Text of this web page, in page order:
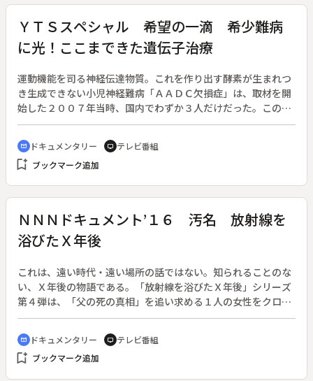
年に結成２０周年を迎えたチームナックスが、地元北海道で大
学生のままのような素顔全開で旅を楽しむ、ゆるい笑いが満載
のご当地バラエティ。
ＹＴＳスペシャル 希望の一滴 希少難病
に光！ここまできた遺伝子治療
運動機能を司る神経伝達物質。これを作り出す酵素が生まれつ
き生成できない小児神経難病「ＡＡＤＣ欠損症」は、取材を開
始した２００７年当時、国内でわずか３人だけだった。この難
病に苦しむ兄妹の日常生活、患者家族の思い、医師たちの献身
的な取り組みを９年にわたって追った。有効な治療法が見つか
らない中、２０１５年夏、一筋の光が差し込む。それは遺伝子
治療である。日本国内で遺伝子治療が始まったのは１９９５
遺伝子治療薬ベクターの開発により、手術後、患者兄妹の運動
機能に劇的な変化が起き始める。寝たきりだった兄妹は車いす
に一人で座れるようになり、妹は補助具を使って歩行訓練を開
始するまでに回復する。兄妹の運動機能が回復していく映像
cinematic_blur ドキュメンタリー tv テレビ番組
bookmark_add ブックマーク追加
ＮＮＮドキュメント’１６ 汚名 放射線を
浴びたＸ年後
これは、遠い時代・遠い場所の話ではない。知られることのな
い、Ｘ年後の物語である。「放射線を浴びたＸ年後」シリーズ
第４弾は、「父の死の真相」を追い求める１人の女性をクロー
ズアップした。太平洋を漁場としてマグロ漁師をしていた女性
の父は、３６歳の若さで急死した。近所では「酒の飲みすぎ
だ」と囁かれ、家族もそう思い込んでいた。しかし、映画『Ｘ
年後』を観て、考え方は一変した。「父の死とビキニ環礁での
cinematic_blur ドキュメンタリー tv テレビ番組
bookmark_add ブックマーク追加